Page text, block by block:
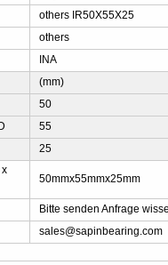
others IR50X55X25
others
INA
(mm)
50
55
25
x
50mmx55mmx25mm
Bitte senden Anfrage
sales@sapinbearing.com